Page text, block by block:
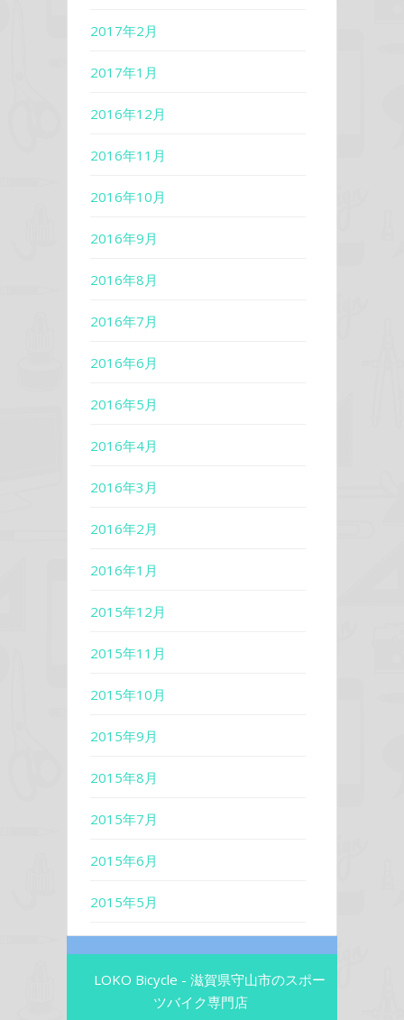
2017年2月
2017年1月
2016年12月
2016年11月
2016年10月
2016年9月
2016年8月
2016年7月
2016年6月
2016年5月
2016年4月
2016年3月
2016年2月
2016年1月
2015年12月
2015年11月
2015年10月
2015年9月
2015年8月
2015年7月
2015年6月
2015年5月
LOKO Bicycle - 滋賀県守山市のスポー
ツバイク専門店